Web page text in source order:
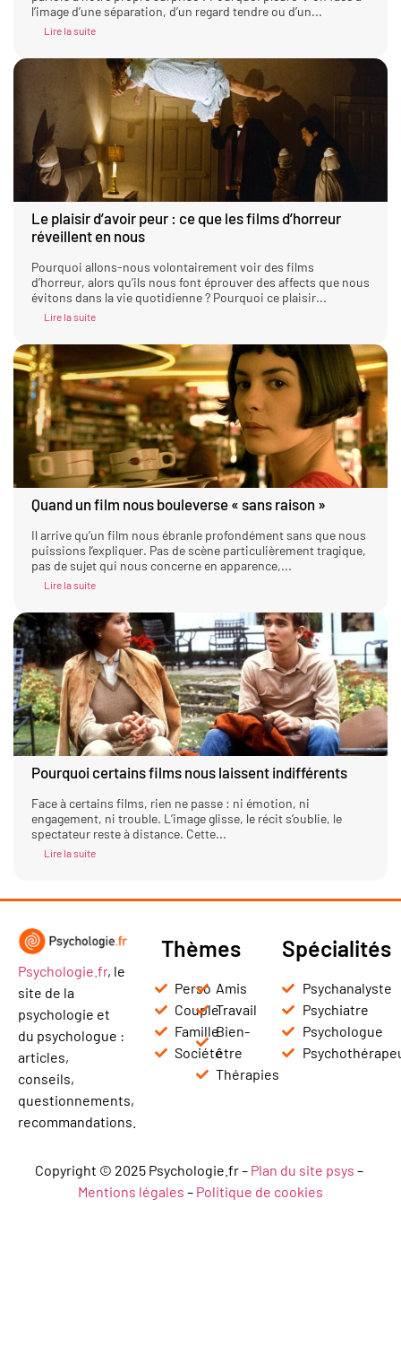
l’image d’une séparation, d’un regard tendre ou d’un...
Lire la suite
Le plaisir d’avoir peur : ce que les films d’horreur
réveillent en nous
Pourquoi allons-nous volontairement voir des films
d’horreur, alors qu’ils nous font éprouver des affects que nous
évitons dans la vie quotidienne ? Pourquoi ce plaisir...
Lire la suite
Quand un film nous bouleverse « sans raison »
Il arrive qu’un film nous ébranle profondément sans que nous
puissions l’expliquer. Pas de scène particulièrement tragique,
pas de sujet qui nous concerne en apparence,...
Lire la suite
Pourquoi certains films nous laissent indifférents
Face à certains films, rien ne passe : ni émotion, ni
engagement, ni trouble. L’image glisse, le récit s’oublie, le
spectateur reste à distance. Cette...
Lire la suite
Psychologie.fr, le
site de la
psychologie et
du psychologue :
articles,
conseils,
questionnements,
recommandations.
Thèmes
Perso
Couple
Famille
Société
Amis
Travail
Bien-
être
Thérapies
Spécialités
Psychanalyste
Psychiatre
Psychologue
Copyright © 2025 Psychologie.fr – Plan du site psys –
Mentions légales – Politique de cookies